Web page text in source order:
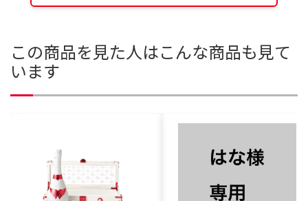
この商品を見た人はこんな商品も見て
います